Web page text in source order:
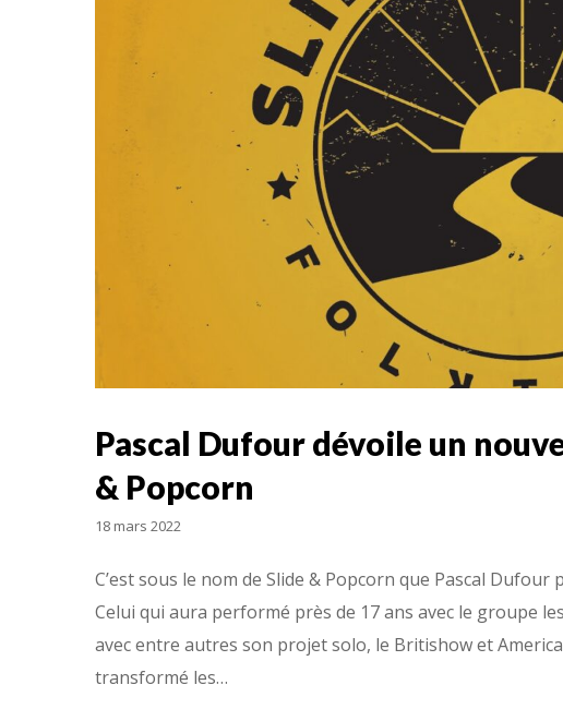
Pascal Dufour dévoile un
& Popcorn
18 mars 2022
C’est sous le nom de Slide & Popcorn que Pascal
Celui qui aura performé près de 17 ans avec le groupe
avec entre autres son projet solo, le Britishow et
transformé les…